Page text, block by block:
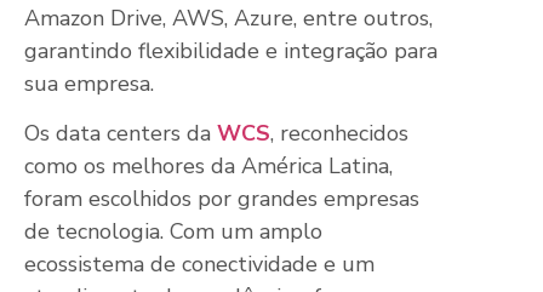
Amazon Drive, AWS, Azure, entre outros,
garantindo flexibilidade e integração para
sua empresa.
Os data centers da WCS, reconhecidos
como os melhores da América Latina,
foram escolhidos por grandes empresas
de tecnologia. Com um amplo
ecossistema de conectividade e um